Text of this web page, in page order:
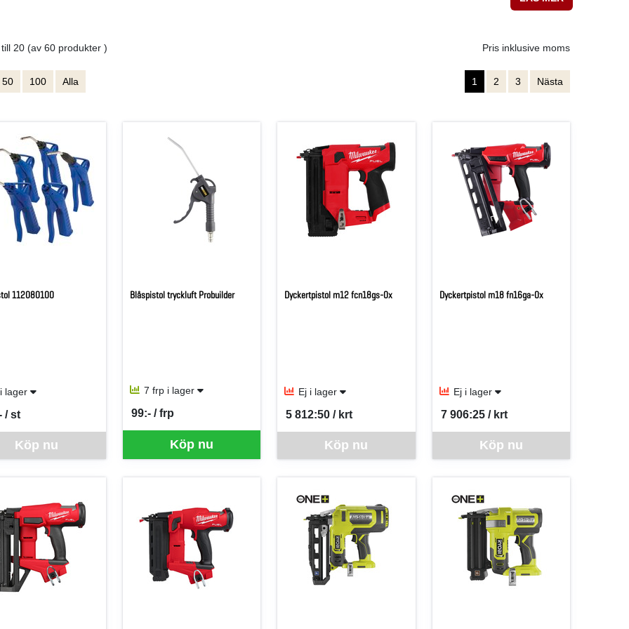
20 (av 60 produkter ) Pris inklusive moms
50 100 Alla 1 2 3 Nästa
112080100
lager
Köp nu
/ st
ST
Blåspistol tryckluft Probuilder
7 frp i lager
Köp nu
99:- / frp
SEK per FRP
Dyckertpistol m12 fcn18gs-0x
Ej i lager
Köp nu
5 812:50 / krt
SEK per KRT
Dyckertpistol m18 fn16ga-0x
Ej i lager
Köp nu
7 906:25 / krt
SEK per KRT